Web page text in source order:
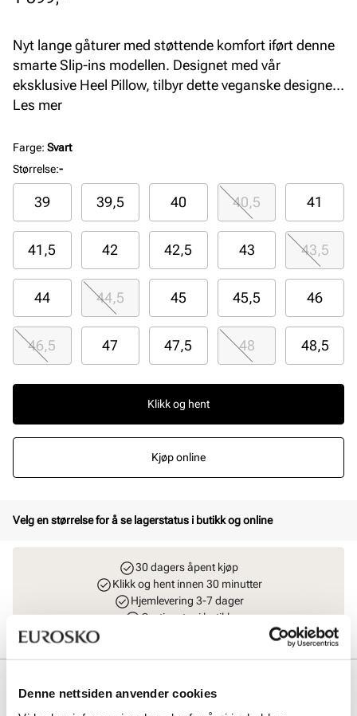
Denne nettsiden anvender cookies
Nyt lange gåturer med støttende komfort iført denne
smarte Slip-ins modellen. Designet med vår
eksklusive Heel Pillow, tilbyr dette veganske designet
en komfortabel og myk overdel med elastiske bånd,
Memory Foam komfort innersåle. Her får du en
Relaxed Fit passform som tilbyr god plass og
romslighet til din forfot
Les mer
Farge: Svart
Størrelse:-
39 39,5 40 40,5 41
41,5 42 42,5 43 43,5
44 44,5 45 45,5 46
46,5 47 47,5 48 48,5
Klikk og hent
Kjøp online
Velg en størrelse for å se lagerstatus i butikk og online
30 dagers åpent kjøp
Klikk og hent innen 30 minutter
Hjemlevering 3-7 dager
Gratis retur i butikk